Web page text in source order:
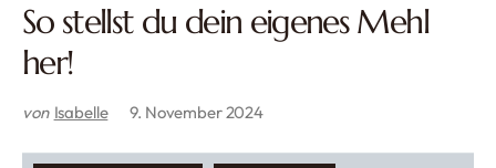
So stellst du dein eigenes Mehl
her!
von Isabelle 9. November 2024